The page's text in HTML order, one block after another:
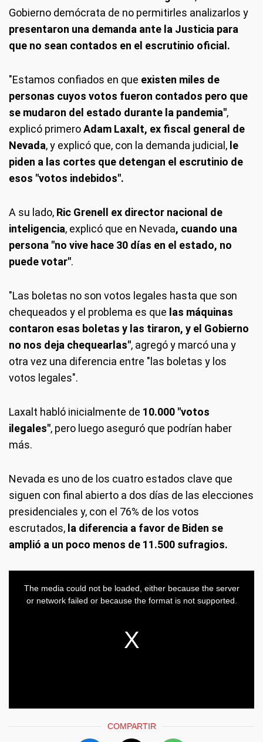
Gobierno demócrata de no permitirles analizarlos y
presentaron una demanda ante la Justicia para
que no sean contados en el escrutinio oficial.
"Estamos confiados en que existen miles de
personas cuyos votos fueron contados pero que
se mudaron del estado durante la pandemia",
explicó primeroAdam Laxalt, ex fiscal general de
Nevada, y explicó que, con la demanda judicial, le
piden a las cortes que detengan el escrutinio de
esos "votos indebidos".
A su lado, Ric Grenell ex director nacional de
inteligencia, explicó que en Nevada, cuando una
persona "no vive hace 30 días en el estado, no
puede votar".
"Las boletas no son votos legales hasta que son
chequeados y el problema es que las máquinas
contaron esas boletas y las tiraron, y el Gobierno
no nos deja chequearlas", agregó y marcó una y
otra vez una diferencia entre "las boletas y los
votos legales".
Laxalt habló inicialmente de 10.000 "votos
ilegales", pero luego aseguró que podrían haber
más.
Nevada es uno de los cuatro estados clave que
siguen con final abierto a dos días de las elecciones
presidenciales y, con el 76% de los votos
escrutados, la diferencia a favor de Biden se
amplió a un poco menos de 11.500 sufragios.
COMPARTIR